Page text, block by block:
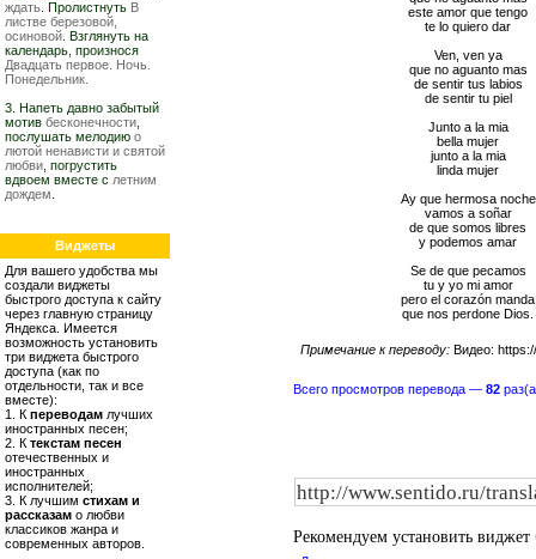
ждать . Пролистнуть В
листве березовой,
осиновой . Взглянуть на
календарь, произнося
Двадцать первое. Ночь.
Понедельник.
3. Напеть давно забытый
мотив бесконечности
послушать мелодию о
лютой ненависти и святой
любви , погрустить
вдвоем вместе с летним
дождем
Виджеты
Для вашего удобства мы
создали виджеты
быстрого доступа к сайту
через главную страницу
Яндекса. Имеется
возможность установить
три виджета быстрого
доступа (как по
отдельности, так и все
вместе):
1. К переводам лучших
иностранных песен;
2. К текстам песен
отечественных и
иностранных
исполнителей;
3. К лучшим стихам и
рассказам о любви
классиков жанра и
современных авторов.
este amor que tengo
te lo quiero dar
Ven, ven ya
que no aguanto mas
de sentir tus labios
de sentir tu piel
Junto a la mia
bella mujer
junto a la mia
linda mujer
Ay que hermosa noche
vamos a soñar
de que somos libres
y podemos amar
Se de que pecamos
tu y yo mi amor
pero el corazón manda
que nos perdone Dios.
Примечание к переводу: Видео:
Всего просмотров перевода —82
Рекомендуем установить виджет